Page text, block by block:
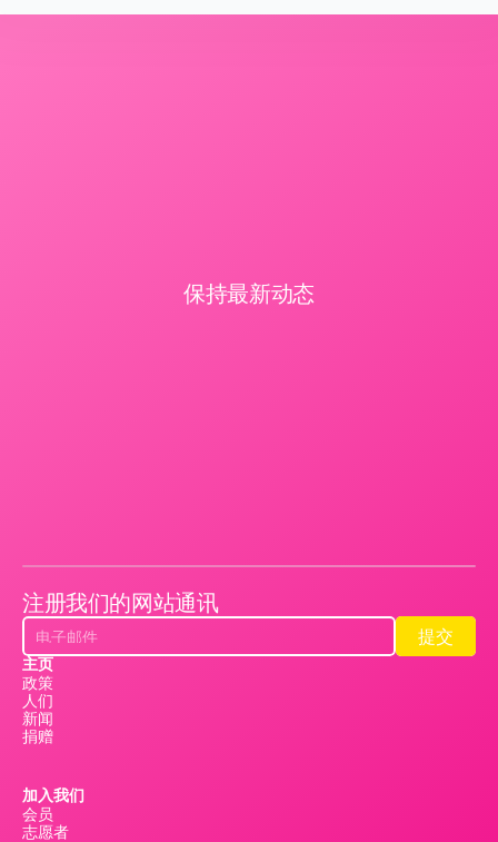
保持最新动态
注册我们的网站通讯
提交
提交
主页
政策
人们
新闻
捐赠
加入我们
会员
志愿者